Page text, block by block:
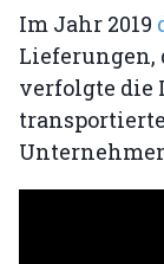
Im Jahr 2019
Lieferungen,
verfolgte die